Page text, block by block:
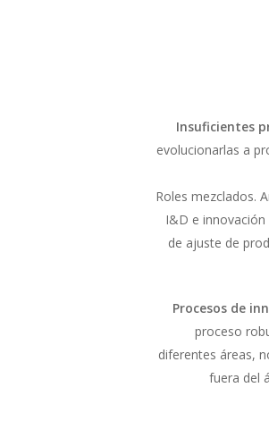
Insuficientes
evolucionarlas a
Roles mezclados.
I&D e
de ajuste de
Procesos de
proceso
diferentes áreas,
fuera del